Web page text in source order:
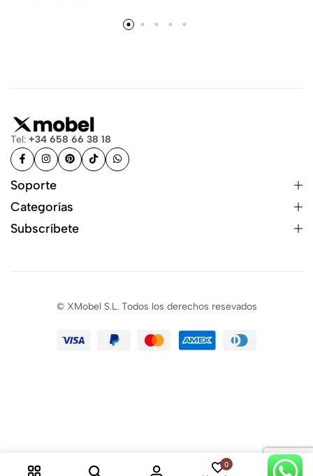
Tel: +34 658 66 38 18
Soporte
Categorías
Subscríbete
© XMobel S.L. Todos los derechos resevados
0 0